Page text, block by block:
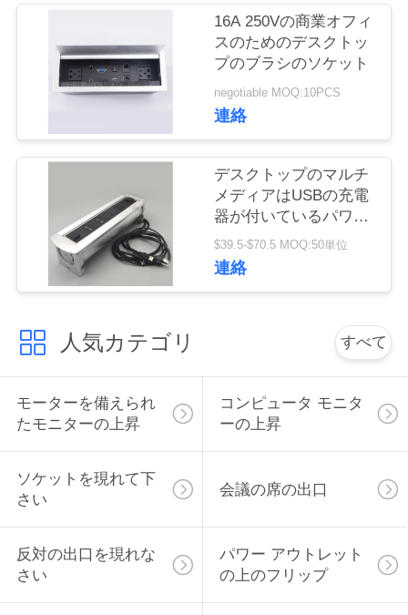
な
ニ
ュ
ー
ス
場
合
CONFERENCE
ROOM
16A 250Vの商業オフィ
スのためのデスクトッ
プのブラシのソケット
negotiable MOQ:10PCS
連絡
デスクトップのマルチ
メディアはUSBの充電
器が付いているパワー
アウトレットの上で弾
く
$39.5-$70.5 MOQ:50単位
連絡
人気カテゴリ すべて
モーターを備えられ
たモニターの上昇
コンピュータ モニタ
ーの上昇
ソケットを現れて下
さい
会議の席の出口
反対の出口を現れな
さい
パワー アウトレット
の上のフリップ